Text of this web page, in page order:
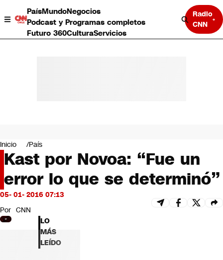
PaísMundoNegocios
Podcast y Programas completos
Futuro 360CulturaServicios
Radio
CNN
Negocios
Deportes
Programas completos
Cultura
Servicios
Bits
CNN Data
CNN tiempo
Futuro 360
Inicio País
Kast por Novoa: “Fue un
error lo que se determinó”
05- 01- 2016 07:13
Por CNN
LO
MÁS
LEÍDO